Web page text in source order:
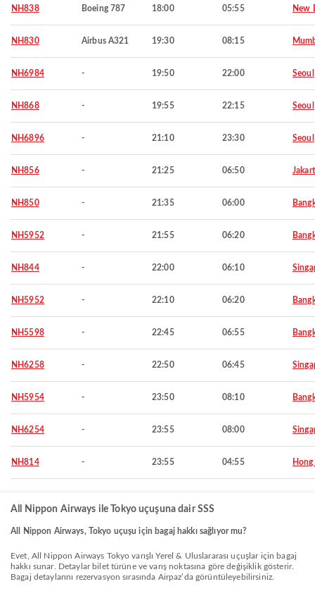
NH838 Boeing 787 18:00 05:55 New
NH830 Airbus A321 19:30 08:15
NH6984 - 19:50 22:00 Seoul
NH868 - 19:55 22:15 Seoul
NH6896 - 21:10 23:30 Seoul
NH856 - 21:25 06:50
NH850 - 21:35 06:00
NH5952 - 21:55 06:20
NH844 - 22:00 06:10
NH5952 - 22:10 06:20
NH5598 - 22:45 06:55
NH6258 - 22:50 06:45
NH5954 - 23:50 08:10
NH6254 - 23:55 08:00
NH814 - 23:55 04:55
All Nippon Airways ile Tokyo uçuşuna dair SSS
All Nippon Airways, Tokyo uçuşu için bagaj hakkı sağlıyor mu?
Evet, All Nippon Airways Tokyo varışlı Yerel & Uluslararası uçuşlar için bagaj
hakkı sunar. Detaylar bilet türüne ve varış noktasına göre değişiklik gösterir.
Bagaj detaylarını rezervasyon sırasında Airpaz’da görüntüleyebilirsiniz.